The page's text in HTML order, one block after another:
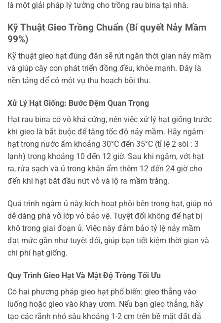
là một giải pháp lý tưởng cho trồng rau bina tại nhà.
Kỹ Thuật Gieo Trồng Chuẩn (Bí quyết Nảy Mầm
99%)
Kỹ thuật gieo hạt đúng đắn sẽ rút ngắn thời gian nảy mầm
và giúp cây con phát triển đồng đều, khỏe mạnh. Đây là
nền tảng để có một vụ thu hoạch bội thu.
Xử Lý Hạt Giống: Bước Đệm Quan Trọng
Hạt rau bina có vỏ khá cứng, nên việc xử lý hạt giống trước
khi gieo là bắt buộc để tăng tốc độ nảy mầm. Hãy ngâm
hạt trong nước ấm khoảng 30°C đến 35°C (tỉ lệ 2 sôi : 3
lạnh) trong khoảng 10 đến 12 giờ. Sau khi ngâm, vớt hạt
ra, rửa sạch và ủ trong khăn ẩm thêm 12 đến 24 giờ cho
đến khi hạt bắt đầu nứt vỏ và lộ ra mầm trắng.
Quá trình ngâm ủ này kích hoạt phôi bên trong hạt, giúp nó
dễ dàng phá vỡ lớp vỏ bảo vệ. Tuyệt đối không để hạt bị
khô trong giai đoạn ủ. Việc này đảm bảo tỷ lệ nảy mầm
đạt mức gần như tuyệt đối, giúp bạn tiết kiệm thời gian và
chi phí hạt giống.
Quy Trình Gieo Hạt Và Mật Độ Trồng Tối Ưu
Có hai phương pháp gieo hạt phổ biến: gieo thẳng vào
luống hoặc gieo vào khay ươm. Nếu bạn gieo thẳng, hãy
tạo các rãnh nhỏ sâu khoảng 1-2 cm trên bề mặt đất đã